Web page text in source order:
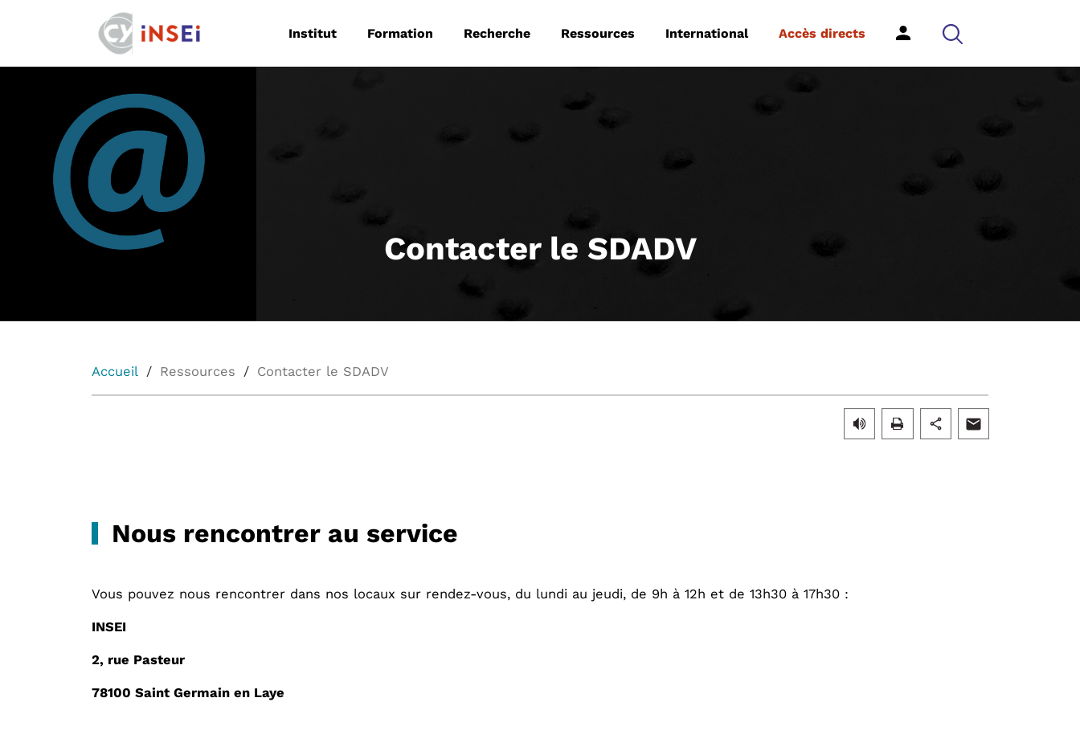
Institut Formation Recherche Ressources International Accès directs
Contacter le SDADV
Accueil Ressources Contacter le SDADV
Nous rencontrer au service
Vous pouvez nous rencontrer dans nos locaux sur rendez-vous, du lundi au jeudi, de 9h à 12h et de 13h30 à 17h30 :
INSEI
2, rue Pasteur
78100 Saint Germain en Laye